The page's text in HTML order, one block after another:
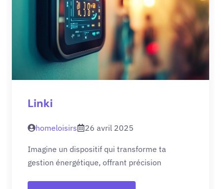
Linki
homeloisirs 26 avril 2025
Imagine un dispositif qui transforme ta
gestion énergétique, offrant précision